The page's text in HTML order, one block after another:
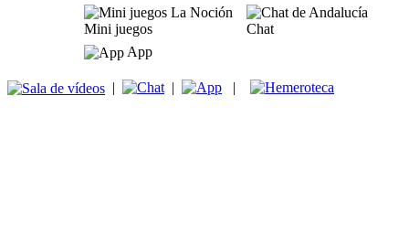
Mini juegos
Chat
App
| | |